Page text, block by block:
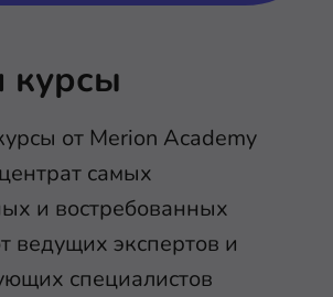
от Merion Academy
самых
и востребованных
ведущих экспертов и
специалистов